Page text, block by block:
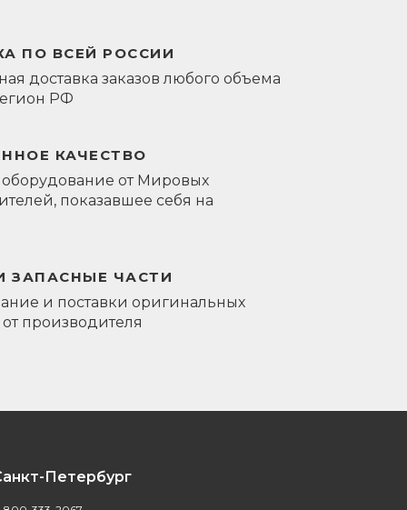
ПО ВСЕЙ РОССИИ
доставка заказов любого объема
РФ
КАЧЕСТВО
оборудование от Мировых
показавшее себя на
ЗАПАСНЫЕ ЧАСТИ
и поставки оригинальных
от производителя
Петербург